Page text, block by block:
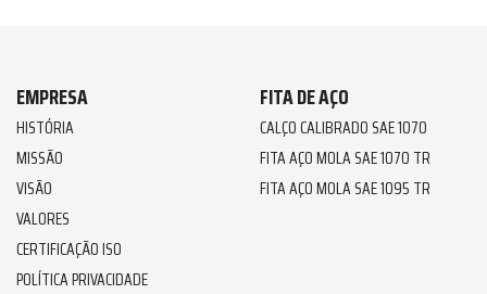
EMPRESA
HISTÓRIA
MISSÃO
VISÃO
VALORES
CERTIFICAÇÃO ISO
POLÍTICA PRIVACIDADE
FITA DE AÇO
CALÇO CALIBRADO SAE 1070
FITA AÇO MOLA SAE 1070 TR
FITA AÇO MOLA SAE 1095 TR